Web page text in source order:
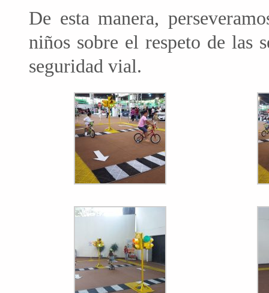
De esta manera,
niños sobre el respeto de las
seguridad vial.